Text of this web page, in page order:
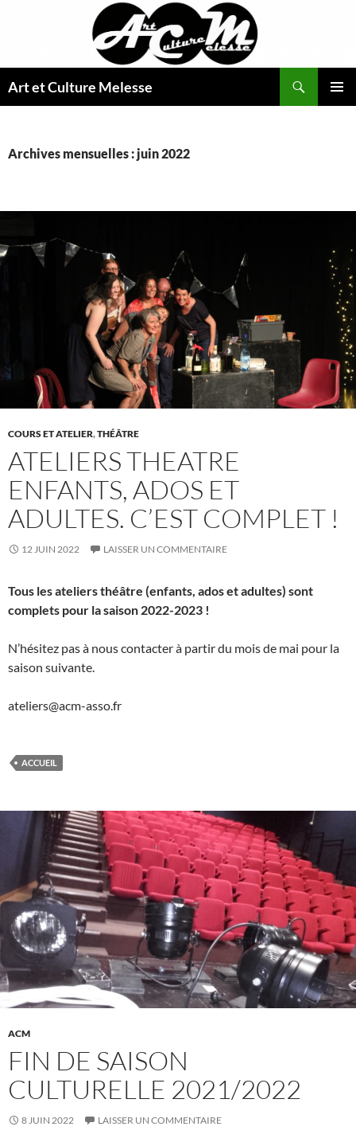
Art et Culture Melesse
Archives mensuelles : juin 2022
COURS ET ATELIER,THÉÂTRE
ATELIERS THEATRE
ENFANTS, ADOS ET
ADULTES. C’EST COMPLET !
12 JUIN 2022 LAISSER UN COMMENTAIRE
Tous les ateliers théâtre (enfants, ados et adultes) sont
complets pour la saison 2022-2023 !
N’hésitez pas à nous contacter à partir du mois de mai pour la
saison suivante.
ateliers@acm-asso.fr
ACCUEIL
ACM
FIN DE SAISON
CULTURELLE 2021/2022
8 JUIN 2022 LAISSER UN COMMENTAIRE